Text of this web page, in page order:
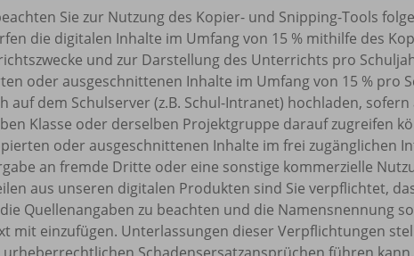
Sie zur Nutzung des Kopier- und Snipping-Tools
die digitalen Inhalte im Umfang von 15 % mithilfe des
und zur Darstellung des Unterrichts pro
oder ausgeschnittenen Inhalte im Umfang von 15 % pro
auf dem Schulserver (z.B. Schul-Intranet) hochladen,
Klasse oder derselben Projektgruppe darauf zugreifen
oder ausgeschnittenen Inhalte im frei zugänglichen
an fremde Dritte oder eine sonstige kommerzielle
aus unseren digitalen Produkten sind Sie verpflichtet,
Quellenangaben zu beachten und die Namensnennung
mit einzufügen. Unterlassungen dieser Verpflichtungen
urheberrechtlichen Schadensersatzansprüchen führen kann.